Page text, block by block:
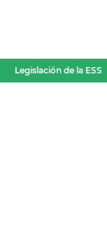
Legislación de la ESS